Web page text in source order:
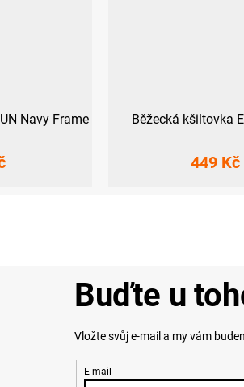
Navy Frame
Běžecká kšiltovka
449 Kč
Buďte u
Vložte svůj e-mail a my vám
E-mail